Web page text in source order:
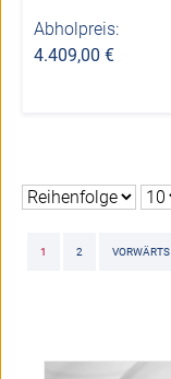
Abholpreis:
4.409,00 €
1 2 VORWÄRTS